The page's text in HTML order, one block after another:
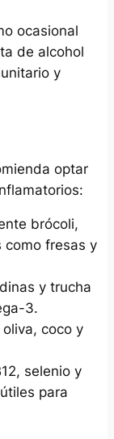
ocasional
de alcohol
y
optar
brócoli,
como fresas y
y trucha
3.
coco y
selenio y
para